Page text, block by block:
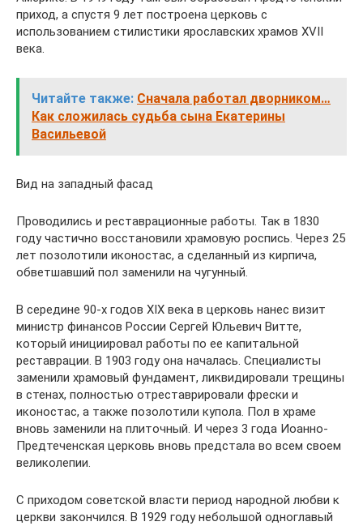
приход, а спустя 9 лет построена церковь с
использованием стилистики ярославских храмов XVII
века.
Читайте также: Cначала работал дворником…
Как сложилась судьба сына Екатерины
Васильевой
Вид на западный фасад
Проводились и реставрационные работы. Так в 1830
году частично восстановили храмовую роспись. Через 25
лет позолотили иконостас, а сделанный из кирпича,
обветшавший пол заменили на чугунный.
В середине 90-х годов XIX века в церковь нанес визит
министр финансов России Сергей Юльевич Витте,
который инициировал работы по ее капитальной
реставрации. В 1903 году она началась. Специалисты
заменили храмовый фундамент, ликвидировали трещины
в стенах, полностью отреставрировали фрески и
иконостас, а также позолотили купола. Пол в храме
вновь заменили на плиточный. И через 3 года Иоанно-
Предтеченская церковь вновь предстала во всем своем
великолепии.
С приходом советской власти период народной любви к
церкви закончился. В 1929 году небольшой одноглавый